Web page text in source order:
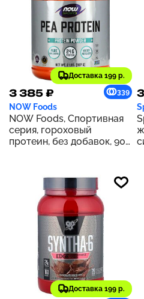
Доставка 199 р.
3 385 ₽ 339
NOW Foods
NOW Foods, Спортивная
серия, гороховый
протеин, без добавок, 907
Доставка 199 р.